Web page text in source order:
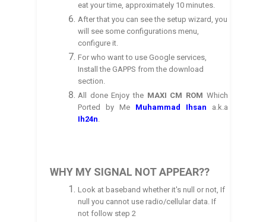
eat your time, approximately 10 minutes.
After that you can see the setup wizard, you
will see some configurations menu,
configure it.
For who want to use Google services,
Install the GAPPS from the download
section.
All done Enjoy the MAXI CM ROM Which
Ported
byMe Muhammad Ihsan a.k.a
Ih24n.
WHY MY SIGNAL NOT APPEAR??
Look at baseband whether it's null or not, If
null you cannot use radio/cellular data. If
not follow step 2